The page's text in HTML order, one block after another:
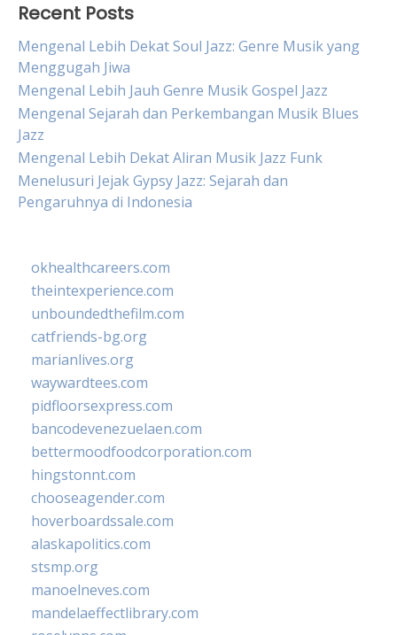
Recent Posts
Mengenal Lebih Dekat Soul Jazz: Genre Musik yang
Menggugah Jiwa
Mengenal Lebih Jauh Genre Musik Gospel Jazz
Mengenal Sejarah dan Perkembangan Musik Blues
Jazz
Mengenal Lebih Dekat Aliran Musik Jazz Funk
Menelusuri Jejak Gypsy Jazz: Sejarah dan
Pengaruhnya di Indonesia
okhealthcareers.com
theintexperience.com
unboundedthefilm.com
catfriends-bg.org
marianlives.org
waywardtees.com
pidfloorsexpress.com
bancodevenezuelaen.com
bettermoodfoodcorporation.com
hingstonnt.com
chooseagender.com
hoverboardssale.com
alaskapolitics.com
stsmp.org
manoelneves.com
mandelaeffectlibrary.com